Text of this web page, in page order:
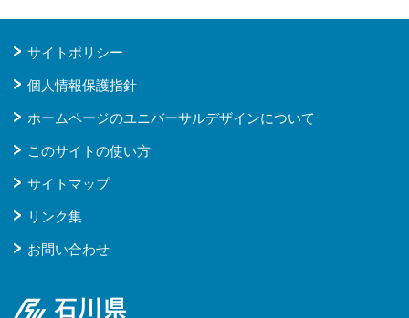
サイトポリシー
個人情報保護指針
ホームページのユニバーサルデザインについて
このサイトの使い方
サイトマップ
リンク集
お問い合わせ
石川県